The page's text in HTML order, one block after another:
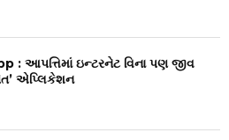
: આપત્તિમાં ઇન્ટરનેટ વિના પણ જીવ
એપ્લિકેશન